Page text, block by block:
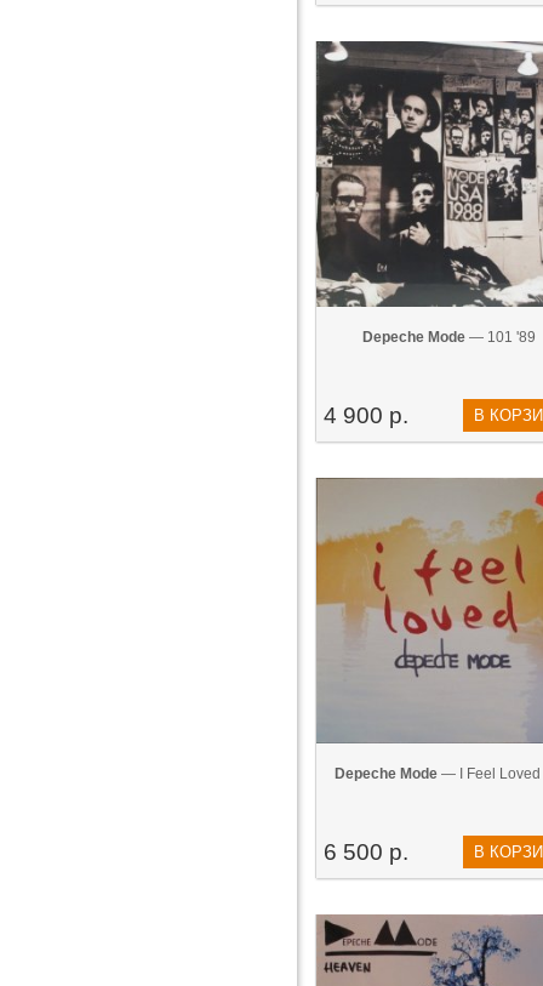
Depeche Mode — 101 '89
4 900 р. В
Depeche Mode — I Feel Loved
6 500 р. В